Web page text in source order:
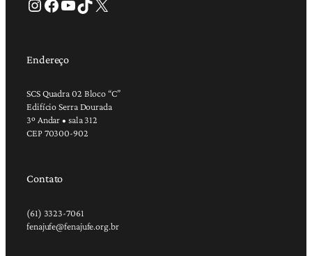
Instagram Facebook Youtube TikTok X
Endereço
SCS Quadra 02 Bloco “C”
Edifício Serra Dourada
3º Andar • sala 312
CEP 70300-902
Contato
(61) 3323-7061
fenajufe@fenajufe.org.br